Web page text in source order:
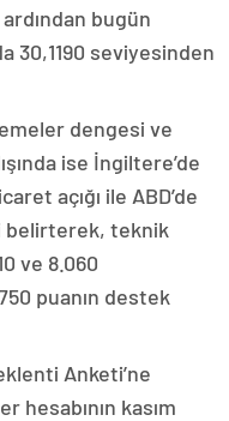
bugün
30,1190 seviyesinden
dengesi ve
ise İngiltere’de
açığı ile ABD’de
belirterek, teknik
ve 8.060
puanın destek
Anketi’ne
hesabının kasım